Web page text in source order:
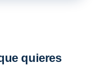
quieres